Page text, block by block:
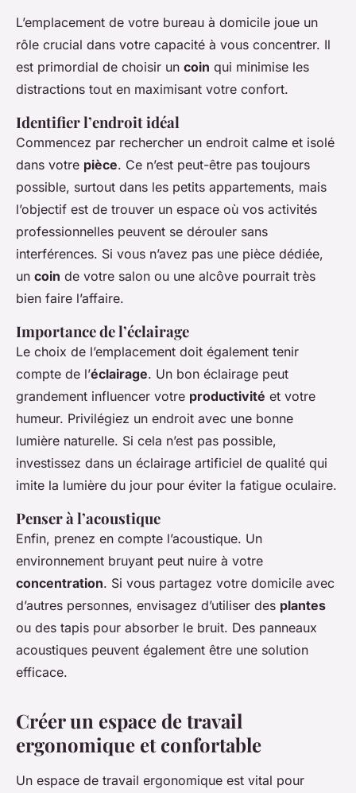
L’emplacement de votre bureau à domicile joue un
rôle crucial dans votre capacité à vous concentrer. Il
est primordial de choisir un coin qui minimise les
distractions tout en maximisant votre confort.
Identifier l’endroit idéal
Commencez par rechercher un endroit calme et isolé
dans votre pièce. Ce n’est peut-être pas toujours
possible, surtout dans les petits appartements, mais
l’objectif est de trouver un espace où vos activités
professionnelles peuvent se dérouler sans
interférences. Si vous n’avez pas une pièce dédiée,
un coin de votre salon ou une alcôve pourrait très
bien faire l’affaire.
Importance de l’éclairage
Le choix de l’emplacement doit également tenir
compte de l’éclairage. Un bon éclairage peut
grandement influencer votre productivité et votre
humeur. Privilégiez un endroit avec une bonne
lumière naturelle. Si cela n’est pas possible,
investissez dans un éclairage artificiel de qualité qui
imite la lumière du jour pour éviter la fatigue oculaire.
Penser à l’acoustique
Enfin, prenez en compte l’acoustique. Un
environnement bruyant peut nuire à votre
concentration. Si vous partagez votre domicile avec
d’autres personnes, envisagez d’utiliser des plantes
ou des tapis pour absorber le bruit. Des panneaux
acoustiques peuvent également être une solution
efficace.
Créer un espace de travail
ergonomique et confortable
Un espace de travail ergonomique est vital pour